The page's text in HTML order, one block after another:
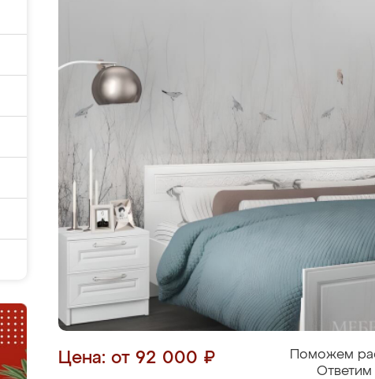
Цена: от 92 000 ₽
Поможем
Ответим